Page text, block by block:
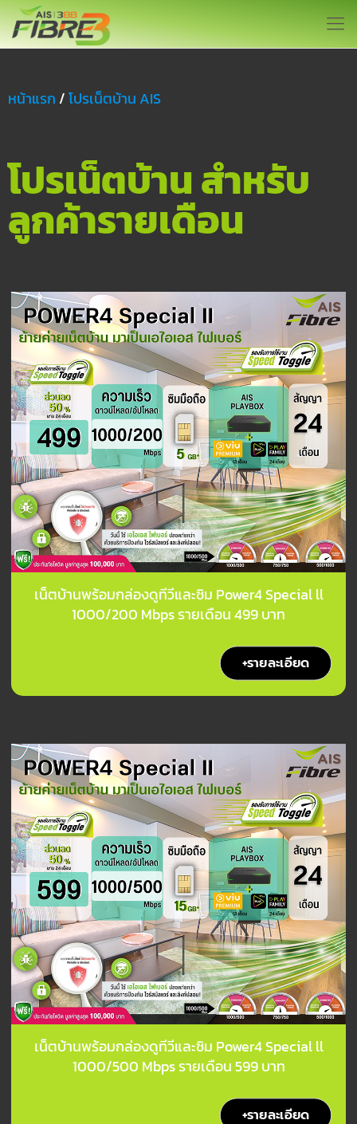
หน้าแรก /โปรเน็ตบ้าน AIS
โปรเน็ตบ้าน สำหรับ
ลูกค้ารายเดือน
เน็ตบ้านพร้อมกล่องดูทีวีและซิม Power4 Special ll
1000/200 Mbps รายเดือน 499 บาท
+รายละเอียด
เน็ตบ้านพร้อมกล่องดูทีวีและซิม Power4 Special ll
1000/500 Mbps รายเดือน 599 บาท
+รายละเอียด